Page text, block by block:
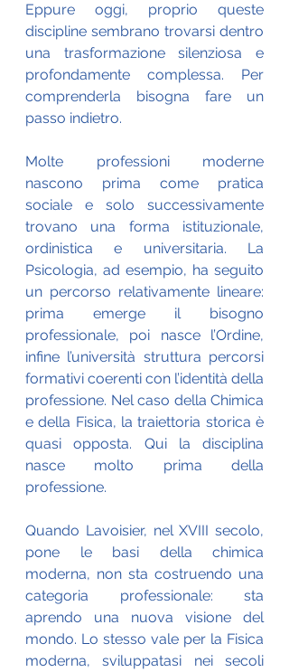
Eppure oggi, proprio queste
discipline sembrano trovarsi dentro
una trasformazione silenziosa e
profondamente complessa. Per
comprenderla bisogna fare un
passo indietro.
Molte professioni moderne
nascono prima come pratica
sociale e solo successivamente
trovano una forma istituzionale,
ordinistica e universitaria. La
Psicologia, ad esempio, ha seguito
un percorso relativamente lineare:
prima emerge il bisogno
professionale, poi nasce l’Ordine,
infine l’università struttura percorsi
formativi coerenti con l’identità della
professione. Nel caso della Chimica
e della Fisica, la traiettoria storica è
quasi opposta. Qui la disciplina
nasce molto prima della
professione.
Quando Lavoisier, nel XVIII secolo,
pone le basi della chimica
moderna, non sta costruendo una
categoria professionale: sta
aprendo una nuova visione del
mondo. Lo stesso vale per la Fisica
moderna, sviluppatasi nei secoli